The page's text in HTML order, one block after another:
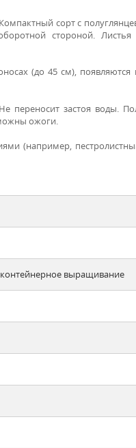
сорт с
стороной.
(до 45 см),
переносит застоя воды.
ожоги.
(например,
выращивание